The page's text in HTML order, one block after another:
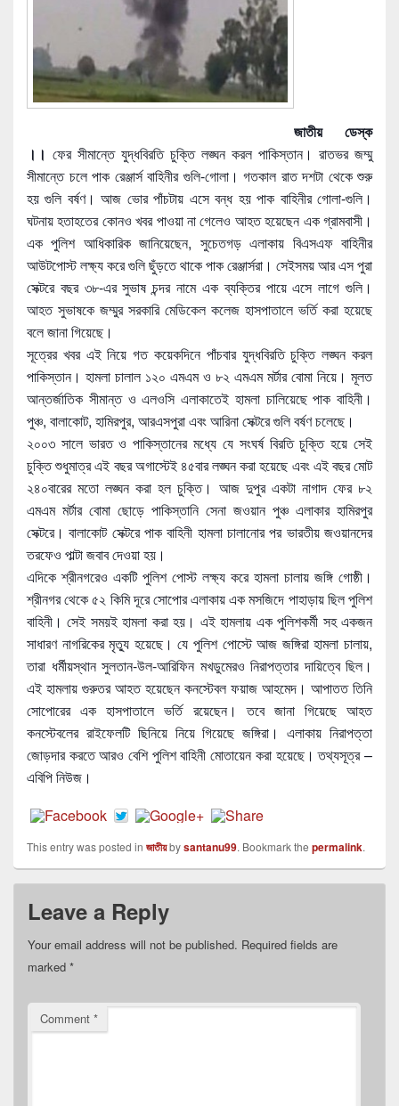
জাতীয় ডেস্ক
।। ফের সীমান্তে যুদ্ধবিরতি চুক্তি লঙ্ঘন করল পাকিস্তান। রাতভর জম্মু
সীমান্তে চলে পাক রেঞ্জার্স বাহিনীর গুলি-গোলা। গতকাল রাত দশটা থেকে শুরু
হয় গুলি বর্ষণ। আজ ভোর পাঁচটায় এসে বন্ধ হয় পাক বাহিনীর গোলা-গুলি।
ঘটনায় হতাহতের কোনও খবর পাওয়া না গেলেও আহত হয়েছেন এক গ্রামবাসী।
এক পুলিশ আধিকারিক জানিয়েছেন, সুচেতগড় এলাকায় বিএসএফ বাহিনীর
আউটপোস্ট লক্ষ্য করে গুলি ছুঁড়তে থাকে পাক রেঞ্জার্সরা। সেইসময় আর এস পুরা
সেক্টরে বছর ৩৮-এর সুভাষ চন্দর নামে এক ব্যক্তির পায়ে এসে লাগে গুলি।
আহত সুভাষকে জম্মুর সরকারি মেডিকেল কলেজ হাসপাতালে ভর্তি করা হয়েছে
বলে জানা গিয়েছে।
সূত্রের খবর এই নিয়ে গত কয়েকদিনে পাঁচবার যুদ্ধবিরতি চুক্তি লঙ্ঘন করল
পাকিস্তান। হামলা চালাল ১২০ এমএম ও ৮২ এমএম মর্টার বোমা নিয়ে। মূলত
আন্তর্জাতিক সীমান্ত ও এলওসি এলাকাতেই হামলা চালিয়েছে পাক বাহিনী।
পুঞ্চ, বালাকোট, হামিরপুর, আরএসপুরা এবং আরিনা সেক্টরে গুলি বর্ষণ চলেছে।
২০০৩ সালে ভারত ও পাকিস্তানের মধ্যে যে সংঘর্ষ বিরতি চুক্তি হয়ে সেই
চুক্তি শুধুমাত্র এই বছর অগাস্টেই ৪৫বার লঙ্ঘন করা হয়েছে এবং এই বছর মোট
২৪০বারের মতো লঙ্ঘন করা হল চুক্তি। আজ দুপুর একটা নাগাদ ফের ৮২
এমএম মর্টার বোমা ছোড়ে পাকিস্তানি সেনা জওয়ান পুঞ্চ এলাকার হামিরপুর
সেক্টরে। বালাকোট সেক্টরে পাক বাহিনী হামলা চালানোর পর ভারতীয় জওয়ানদের
তরফেও পাল্টা জবাব দেওয়া হয়।
এদিকে শ্রীনগরেও একটি পুলিশ পোস্ট লক্ষ্য করে হামলা চালায় জঙ্গি গোষ্ঠী।
শ্রীনগর থেকে ৫২ কিমি দূরে সোপোর এলাকায় এক মসজিদে পাহাড়ায় ছিল পুলিশ
বাহিনী। সেই সময়ই হামলা করা হয়। এই হামলায় এক পুলিশকর্মী সহ একজন
সাধারণ নাগরিকের মৃত্যু হয়েছে। যে পুলিশ পোস্টে আজ জঙ্গিরা হামলা চালায়,
তারা ধর্মীয়স্থান সুলতান-উল-আরিফিন মখডুমেরও নিরাপত্তার দায়িত্বে ছিল।
এই হামলায় গুরুতর আহত হয়েছেন কনস্টেবল ফয়াজ আহমেদ। আপাতত তিনি
সোপোরের এক হাসপাতালে ভর্তি রয়েছেন। তবে জানা গিয়েছে আহত
কনস্টেবলের রাইফেলটি ছিনিয়ে নিয়ে গিয়েছে জঙ্গিরা। এলাকায় নিরাপত্তা
জোড়দার করতে আরও বেশি পুলিশ বাহিনী মোতায়েন করা হয়েছে। তথ্যসূত্র –
এবিপি নিউজ।
This entry was posted in জাতীয়bysantanu99. Bookmark the permalink.
Leave a Reply
Your email address will not be published. Required fields are
marked *
Comment *